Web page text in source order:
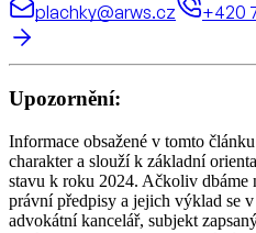
plachky@arws.cz +420
Upozornění:
Informace obsažené v tomto
charakter a slouží k základní
stavu k roku 2024. Ačkoliv dbáme
právní předpisy a jejich výklad se
advokátní kancelář, subjekt